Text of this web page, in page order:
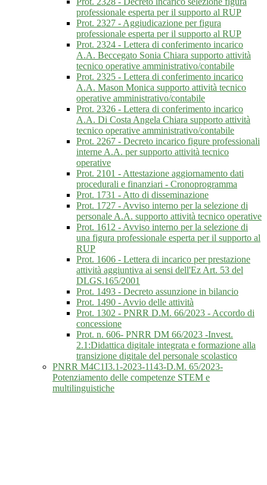
professionale esperta per il supporto al RUP
Prot. 2327 - Aggiudicazione per figura
professionale esperta per il supporto al RUP
Prot. 2324 - Lettera di conferimento incarico
A.A. Beccegato Sonia Chiara supporto attività
tecnico operative amministrativo/contabile
Prot. 2325 - Lettera di conferimento incarico
A.A. Mason Monica supporto attività tecnico
operative amministrativo/contabile
Prot. 2326 - Lettera di conferimento incarico
A.A. Di Costa Angela Chiara supporto attività
tecnico operative amministrativo/contabile
Prot. 2267 - Decreto incarico figure professionali
interne A.A. per supporto attività tecnico
operative
Prot. 2101 - Attestazione aggiornamento dati
procedurali e finanziari - Cronoprogramma
Prot. 1731 - Atto di disseminazione
Prot. 1727 - Avviso interno per la selezione di
personale A.A. supporto attività tecnico operative
Prot. 1612 - Avviso interno per la selezione di
una figura professionale esperta per il supporto al
RUP
Prot. 1606 - Lettera di incarico per prestazione
attività aggiuntiva ai sensi dell'Ez Art. 53 del
DLGS.165/2001
Prot. 1493 - Decreto assunzione in bilancio
Prot. 1490 - Avvio delle attività
Prot. 1302 - PNRR D.M. 66/2023 - Accordo di
concessione
Prot. n. 606- PNRR DM 66/2023 -Invest.
2.1:Didattica digitale integrata e formazione alla
transizione digitale del personale scolastico
PNRR M4C1I3.1-2023-1143-D.M. 65/2023-
Potenziamento delle competenze STEM e
multilinguistiche